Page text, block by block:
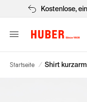
Kostenlose,
Startseite / Shirt kurzarm